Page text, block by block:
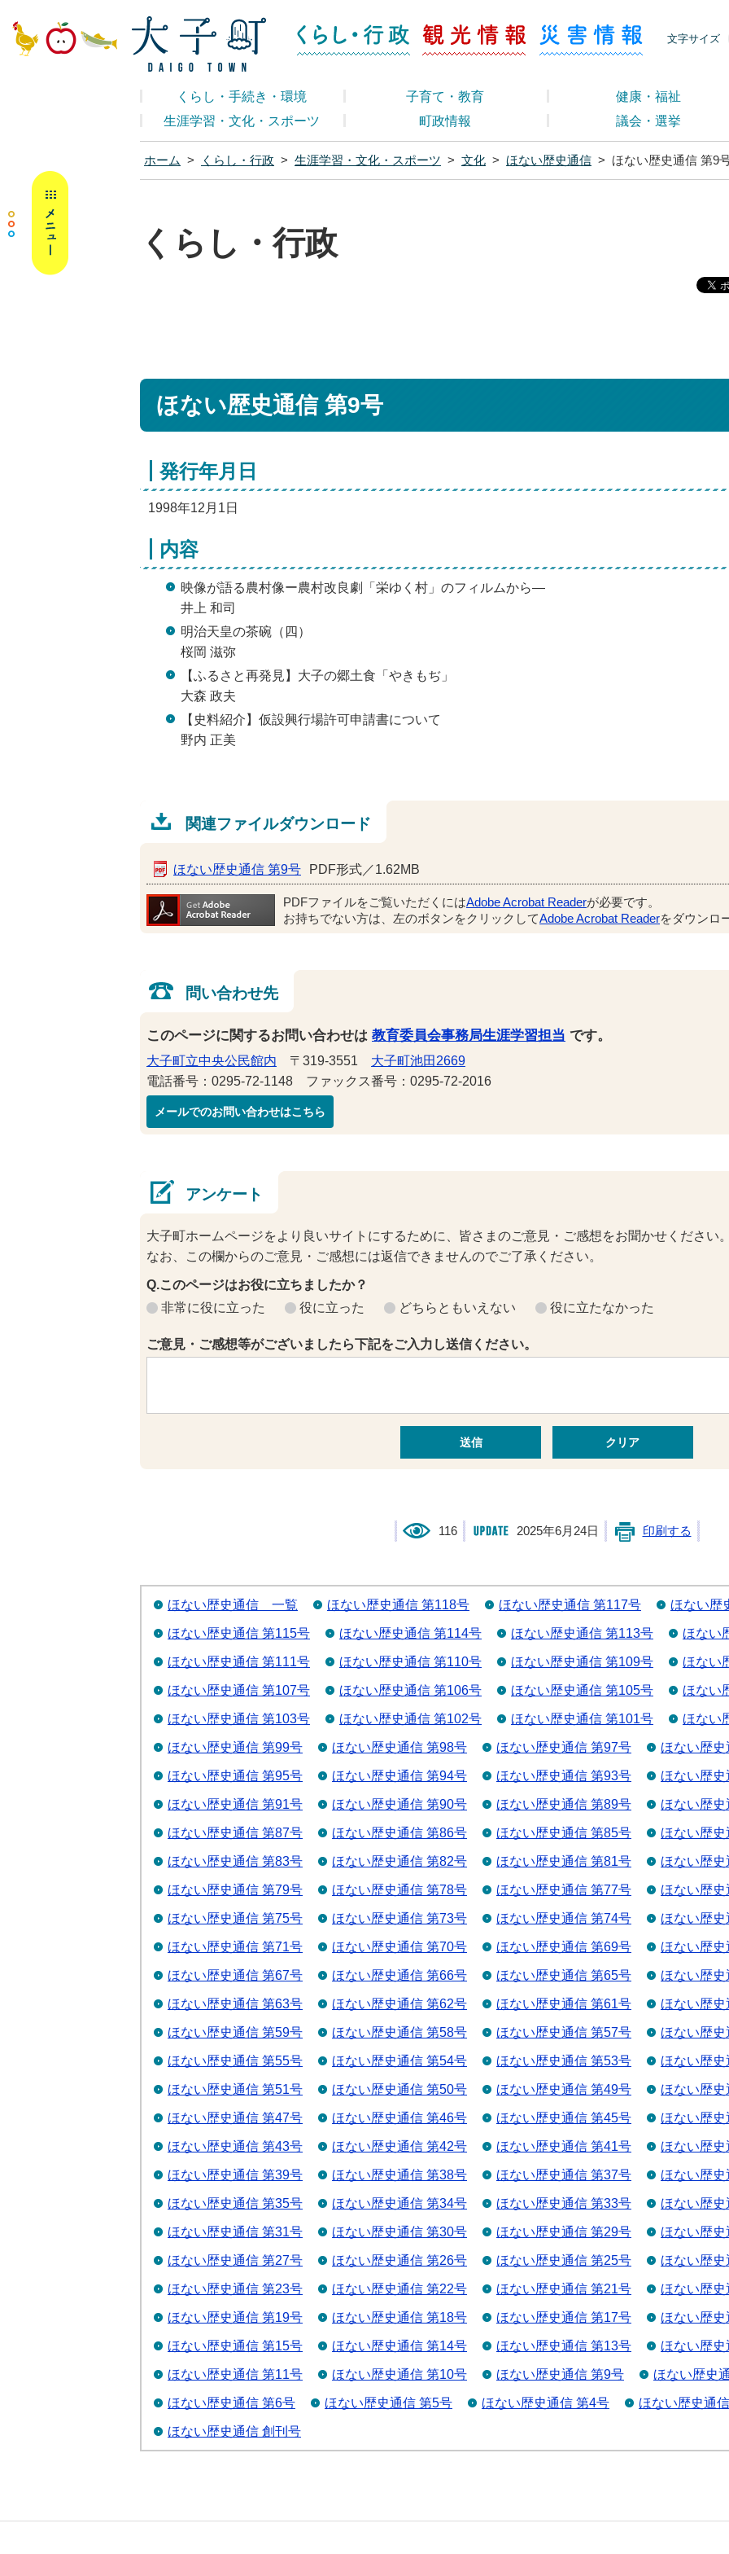
大子町ホームページ くらし・行政
文字サイズ
くらし・行政 観光情報 災害情報
くらし・手続き・環境 子育て・教育
健康・福祉
生涯学習・文化・スポーツ
町政情報 議会・選挙
ホーム > くらし・行政 > 生涯学習・文化・スポーツ > 文化 > ほない歴史通信 > ほない歴史通信 第9
くらし・行政
ほない歴史通信 第9号
発行年月日
1998年12月1日
内容
映像が語る農村像ー農村改良劇「栄ゆく村」のフィルムから―
井上 和司
明治天皇の茶碗（四）
桜岡 滋弥
【ふるさと再発見】大子の郷土食「やきもぢ」
大森 政夫
【史料紹介】仮設興行場許可申請書について
野内 正美
関連ファイルダウンロード
ほない歴史通信 第9号 PDF形式／1.62MB
PDFファイルをご覧いただくにはAdobe Acrobat Readerが必要です。
お持ちでない方は、左のボタンをクリックしてAdobe Acrobat Readerをダウンロ
問い合わせ先
このページに関するお問い合わせは 教育委員会事務局生涯学習担当 です。
大子町立中央公民館内 〒319-3551 大子町池田2669
電話番号：0295-72-1148 ファックス番号：0295-72-2016
メールでのお問い合わせはこちら
アンケート
大子町ホームページをより良いサイトにするために、皆さまのご意見・ご感想をお聞かせください
なお、この欄からのご意見・ご感想には返信できませんのでご了承ください。
Q.このページはお役に立ちましたか？
非常に役に立った
役に立った どちらともいえない 役に立たなかった
ご意見・ご感想等がございましたら下記をご入力し送信ください。
116 2025年6月24日 印刷する
ほない歴史通信 一覧 ほない歴史通信 第118号 ほない歴史通信 第117号 ほない歴
ほない歴史通信 第115号 ほない歴史通信 第114号 ほない歴史通信 第113号 ほない
ほない歴史通信 第111号 ほない歴史通信 第110号 ほない歴史通信 第109号 ほない
ほない歴史通信 第107号 ほない歴史通信 第106号 ほない歴史通信 第105号 ほない
ほない歴史通信 第103号 ほない歴史通信 第102号 ほない歴史通信 第101号 ほない
ほない歴史通信 第99号 ほない歴史通信 第98号 ほない歴史通信 第97号 ほない歴
ほない歴史通信 第95号 ほない歴史通信 第94号 ほない歴史通信 第93号 ほない歴
ほない歴史通信 第91号 ほない歴史通信 第90号 ほない歴史通信 第89号 ほない歴
ほない歴史通信 第87号 ほない歴史通信 第86号 ほない歴史通信 第85号 ほない歴
ほない歴史通信 第83号 ほない歴史通信 第82号 ほない歴史通信 第81号 ほない歴
ほない歴史通信 第79号 ほない歴史通信 第78号 ほない歴史通信 第77号 ほない歴
ほない歴史通信 第75号 ほない歴史通信 第73号 ほない歴史通信 第74号 ほない歴
ほない歴史通信 第71号 ほない歴史通信 第70号 ほない歴史通信 第69号 ほない歴
ほない歴史通信 第67号 ほない歴史通信 第66号 ほない歴史通信 第65号 ほない歴
ほない歴史通信 第63号 ほない歴史通信 第62号 ほない歴史通信 第61号 ほない歴
ほない歴史通信 第59号 ほない歴史通信 第58号 ほない歴史通信 第57号 ほない歴
ほない歴史通信 第55号 ほない歴史通信 第54号 ほない歴史通信 第53号 ほない歴
ほない歴史通信 第51号 ほない歴史通信 第50号 ほない歴史通信 第49号 ほない歴
ほない歴史通信 第47号 ほない歴史通信 第46号 ほない歴史通信 第45号 ほない歴
ほない歴史通信 第43号 ほない歴史通信 第42号 ほない歴史通信 第41号 ほない歴
ほない歴史通信 第39号 ほない歴史通信 第38号 ほない歴史通信 第37号 ほない歴
ほない歴史通信 第35号 ほない歴史通信 第34号 ほない歴史通信 第33号 ほない歴
ほない歴史通信 第31号 ほない歴史通信 第30号 ほない歴史通信 第29号 ほない歴
ほない歴史通信 第27号 ほない歴史通信 第26号 ほない歴史通信 第25号 ほない歴
ほない歴史通信 第23号 ほない歴史通信 第22号 ほない歴史通信 第21号 ほない歴
ほない歴史通信 第19号 ほない歴史通信 第18号 ほない歴史通信 第17号 ほない歴
ほない歴史通信 第15号 ほない歴史通信 第14号 ほない歴史通信 第13号 ほない歴
ほない歴史通信 第11号 ほない歴史通信 第10号 ほない歴史通信 第9号 ほない歴史
ほない歴史通信 第6号 ほない歴史通信 第5号 ほない歴史通信 第4号 ほない歴史通
ほない歴史通信 創刊号